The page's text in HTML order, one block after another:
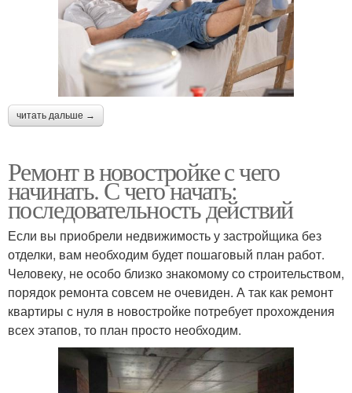
читать дальше →
Ремонт в новостройке с чего
начинать. С чего начать:
последовательность действий
Если вы приобрели недвижимость у застройщика без
отделки, вам необходим будет пошаговый план работ.
Человеку, не особо близко знакомому со строительством,
порядок ремонта совсем не очевиден. А так как ремонт
квартиры с нуля в новостройке потребует прохождения
всех этапов, то план просто необходим.